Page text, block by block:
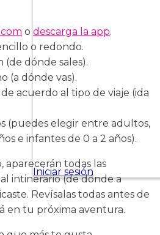
o descarga la app.
o redondo.
(de dónde sales).
(a dónde vas).
acuerdo al tipo de viaje (ida
(puedes elegir entre adultos,
e infantes de 0 a 2 años).
aparecerán todas las
intinerario (de dónde a
Revísalas todas antes de
en tu próxima aventura.